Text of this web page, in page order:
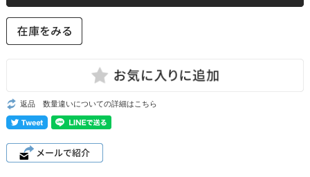
返品 数量違いについての詳細はこちら